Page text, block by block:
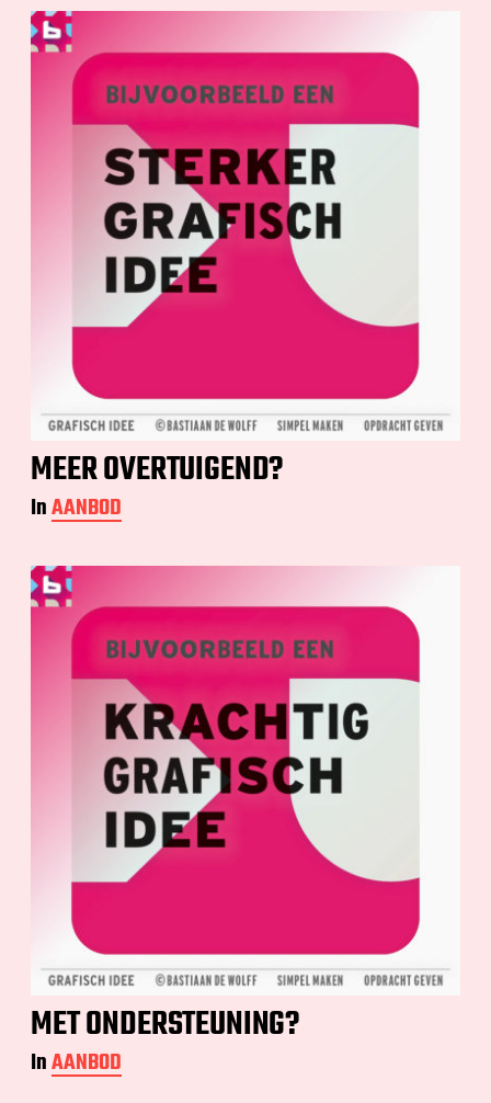
MEER OVERTUIGEND?
InAANBOD
MET ONDERSTEUNING?
InAANBOD